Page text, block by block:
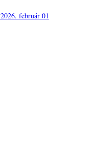
2026. február 01